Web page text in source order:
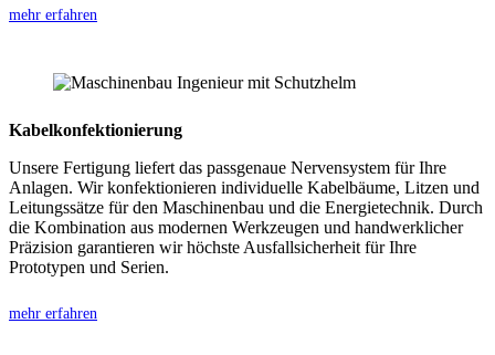
mehr erfahren
Kabelkonfektionierung
Unsere Fertigung liefert das passgenaue Nervensystem für Ihre
Anlagen. Wir konfektionieren individuelle Kabelbäume, Litzen und
Leitungssätze für den Maschinenbau und die Energietechnik. Durch
die Kombination aus modernen Werkzeugen und handwerklicher
Präzision garantieren wir höchste Ausfallsicherheit für Ihre
Prototypen und Serien.
mehr erfahren